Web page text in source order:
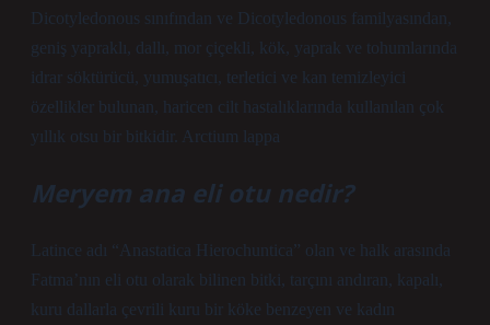
Dicotyledonous sınıfından ve Dicotyledonous familyasından,
geniş yapraklı, dallı, mor çiçekli, kök, yaprak ve tohumlarında
idrar söktürücü, yumuşatıcı, terletici ve kan temizleyici
özellikler bulunan, haricen cilt hastalıklarında kullanılan çok
yıllık otsu bir bitkidir. Arctium lappa
Meryem ana eli otu nedir?
Latince adı “Anastatica Hierochuntica” olan ve halk arasında
Fatma’nın eli otu olarak bilinen bitki, tarçını andıran, kapalı,
kuru dallarla çevrili kuru bir köke benzeyen ve kadın